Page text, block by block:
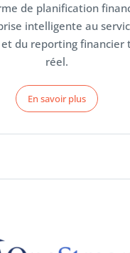
de planification
intelligente au
et du reporting financier
réel.
En savoir plus